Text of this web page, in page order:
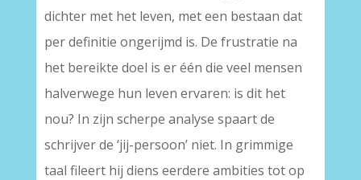
dichter met het leven, met een bestaan dat
per definitie ongerijmd is. De frustratie na
het bereikte doel is er één die veel mensen
halverwege hun leven ervaren: is dit het
nou? In zijn scherpe analyse spaart de
schrijver de ‘jij-persoon’ niet. In grimmige
taal fileert hij diens eerdere ambities tot op